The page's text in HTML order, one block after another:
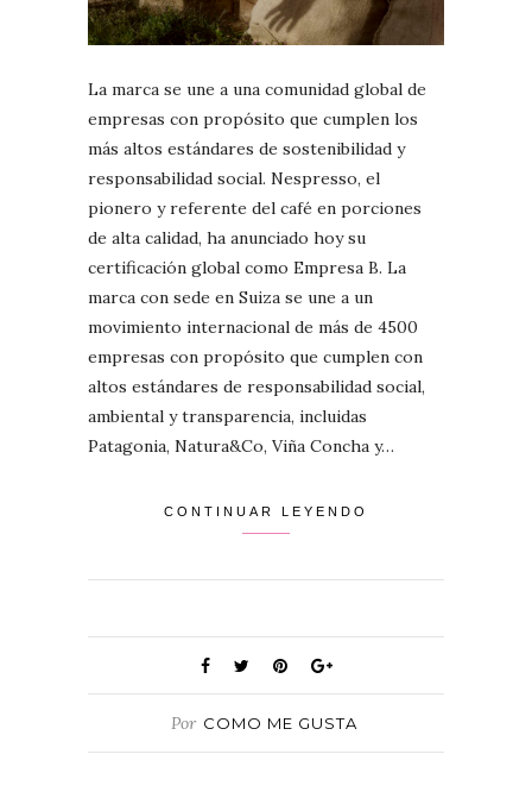
La marca se une a una comunidad global de
empresas con propósito que cumplen los
más altos estándares de sostenibilidad y
responsabilidad social. Nespresso, el
pionero y referente del café en porciones
de alta calidad, ha anunciado hoy su
certificación global como Empresa B. La
marca con sede en Suiza se une a un
movimiento internacional de más de 4500
empresas con propósito que cumplen con
altos estándares de responsabilidad social,
ambiental y transparencia, incluidas
Patagonia, Natura&Co, Viña Concha y…
CONTINUAR LEYENDO
Por COMO ME GUSTA